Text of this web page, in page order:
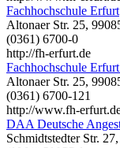
Fachhochschule Erfurt
Altonaer Str. 25,
(0361) 6700-0
http://fh-erfurt.de
Fachhochschule
Altonaer Str. 25,
(0361) 6700-121
http://www.fh-
DAA Deutsche
Schmidtstedter Str.